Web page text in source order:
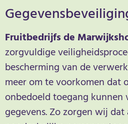
Fruitbedrijfs de
zorgvuldige
bescherming van de
meer om te voorkomen dat
onbedoeld toegang kunnen
gegevens. Zo zorgen wij